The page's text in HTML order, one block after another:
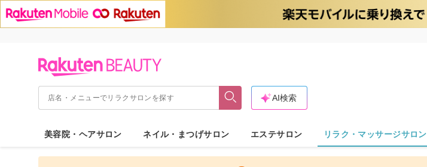
AI検索
美容院・ヘアサロン ネイル・まつげサロン エステサロン リラク・マッサージサロン